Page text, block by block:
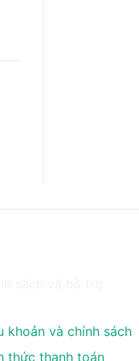
khoản và chính sách
thức thanh toán